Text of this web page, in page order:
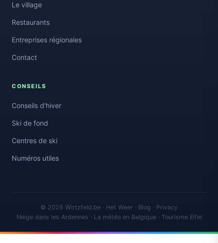
Le village
Restaurants
Entreprises régionales
Contact
CONSEILS
Conseils d'hiver
Ski de fond
Centres de ski
Numéros utiles
© 2026 Wirtzfeld.be · Het Weer · Blog · Privacy
Neige dans les Ardennes · La météo en Belgique · Tourisme Eifel